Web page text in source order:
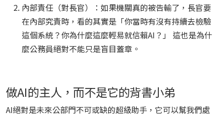
內部責任（對長官）：如果機關真的被告輸了，長官要
在內部究責時，看的其實是「你當時有沒有持續去檢驗
這個系統？你為什麼這麼輕易就信賴AI？」 這也是為什
麼公務員絕對不能只是盲目蓋章。
做AI的主人，而不是它的背書小弟
AI絕對是未來公部門不可或缺的超級助手，它可以幫我們處